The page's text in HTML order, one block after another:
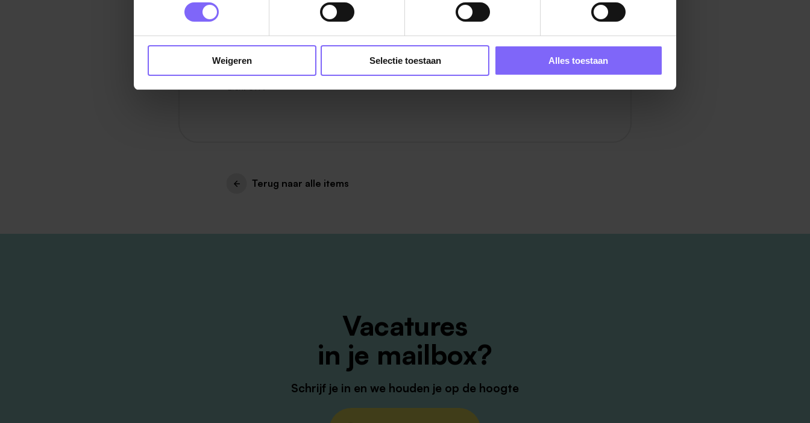
Weigeren Selectie toestaan Alles toestaan
vaak een enorm (online) netwerk. Grote kans dat u via deze werknemers
wervingskanaal is behoorlijk toegenomen.
Bron: UWV
Terug naar alle items
Vacatures
in je mailbox?
Schrijf je in en we houden je op de hoogte